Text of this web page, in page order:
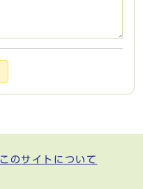
このサイトについて